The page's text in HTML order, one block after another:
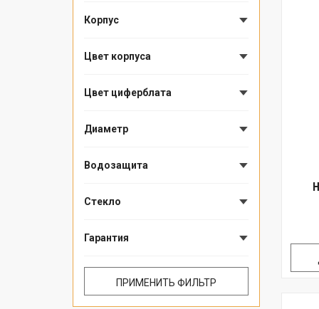
Корпус
Цвет корпуса
Цвет циферблата
Диаметр
Водозащита
Стекло
Гарантия